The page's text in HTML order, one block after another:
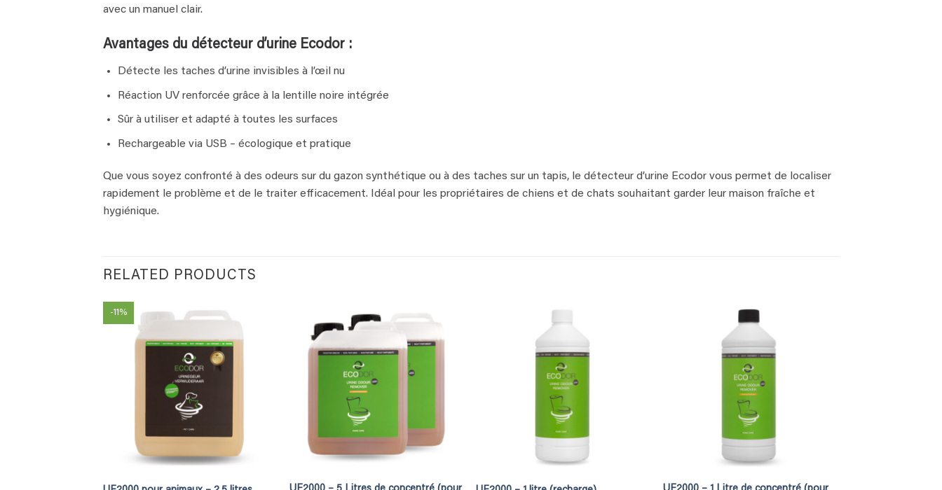
avec un manuel clair.
Avantages du détecteur d’urine Ecodor :
Détecte les taches d’urine invisibles à l’œil nu
Réaction UV renforcée grâce à la lentille noire intégrée
Sûr à utiliser et adapté à toutes les surfaces
Rechargeable via USB – écologique et pratique
Que vous soyez confronté à des odeurs sur du gazon synthétique ou à des taches sur un tapis, le détecteur d’urine Ecodor vous permet de localiser
rapidement le problème et de le traiter efficacement. Idéal pour les propriétaires de chiens et de chats souhaitant garder leur maison fraîche et
hygiénique.
RELATED PRODUCTS
-11%